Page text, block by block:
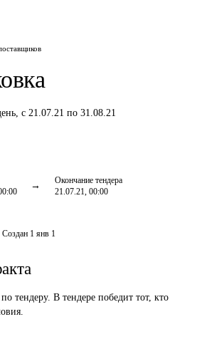
, с 21.07.21 по 31.08.21
Окончание тендера
21.07.21, 00:00
Создан 1 янв 1
тендеру. В тендере победит тот, кто